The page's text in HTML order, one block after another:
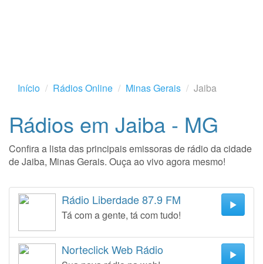
Início Rádios Online Minas Gerais Jaiba
Rádios em Jaiba - MG
Confira a lista das principais emissoras de rádio da cidade
de Jaiba, Minas Gerais. Ouça ao vivo agora mesmo!
Rádio Liberdade 87.9 FM
Tá com a gente, tá com tudo!
Norteclick Web Rádio